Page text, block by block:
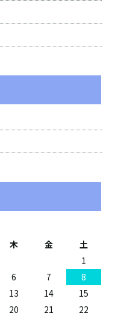
木 金
土
1
6 7
8
13 14
15
20 21
22